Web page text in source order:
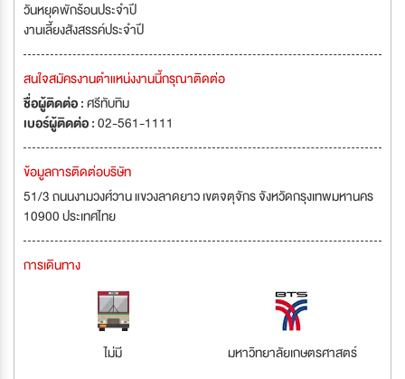
วันหยุดพักร้อนประจำปี
งานเลี้ยงสังสรรค์ประจำปี
สนใจสมัครงานตำแหน่งงานนี้กรุณาติดต่อ
ชื่อผู้ติดต่อ :ศรีทับทิม
เบอร์ผู้ติดต่อ :02-561-1111
ข้อมูลการติดต่อบริษัท
51/3 ถนนงามวงศ์วาน แขวงลาดยาว เขตจตุจักร จังหวัดกรุงเทพมหานคร
10900 ประเทศไทย
การเดินทาง
ไม่มี มหาวิทยาลัยเกษตรศาสตร์